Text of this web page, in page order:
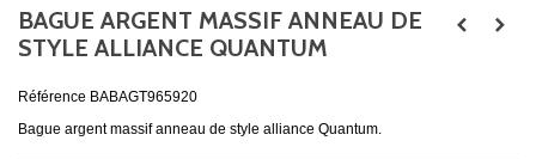
BAGUE ARGENT MASSIF ANNEAU DE
STYLE ALLIANCE QUANTUM
Référence BABAGT965920
Bague argent massif anneau de style alliance Quantum.